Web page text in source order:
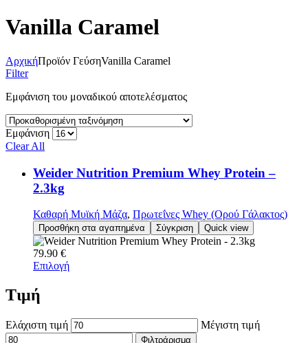
Vanilla Caramel
ΑρχικήΠροϊόν ΓεύσηVanilla Caramel
Filter
Εμφάνιση του μοναδικού αποτελέσματος
Εμφάνιση
Clear All
Weider Nutrition Premium Whey Protein –
2.3kg
Καθαρή Μυϊκή Μάζα, Πρωτεΐνες Whey (Ορού Γάλακτος)
Προσθήκη στα αγαπημένα Σύγκριση Quick view
79.90 €
Επιλογή
Τιμή
Ελάχιστη τιμή Μέγιστη τιμή
Φιλτράρισμα